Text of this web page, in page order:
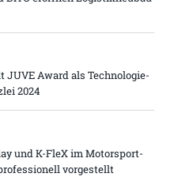
JUVE Award als Technologie-
2024
und K-FleX im Motorsport-
vorgestellt